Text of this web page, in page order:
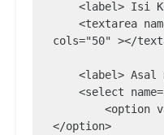
cols="50" ></
</option>